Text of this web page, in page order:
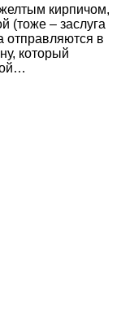
кирпичом,
(тоже – заслуга
отправляются в
который